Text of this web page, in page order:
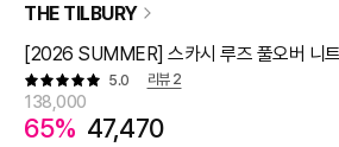
THE TILBURY
[2026 SUMMER] 스카시 루즈 풀
5.0 리뷰 2
138,000
65% 47,470